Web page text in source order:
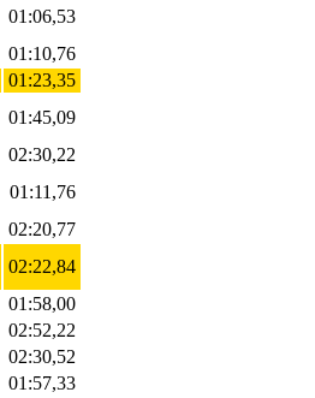
01:06,53
01:10,76
01:23,35
01:45,09
02:30,22
01:11,76
02:20,77
02:22,84
01:58,00
02:52,22
02:30,52
01:57,33